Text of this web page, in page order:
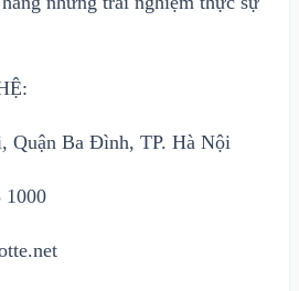
Quận Ba Đình, TP. Hà Nội
1000